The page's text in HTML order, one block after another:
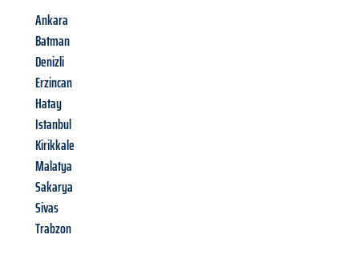
Ankara
Batman
Denizli
Erzincan
Hatay
Istanbul
Kirikkale
Malatya
Sakarya
Sivas
Trabzon